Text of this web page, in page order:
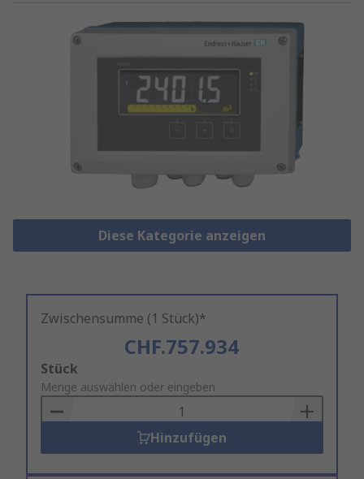
Diese Kategorie anzeigen
Zwischensumme (1 Stück)*
CHF.757.934
Add
to
Basket
Stück
Menge auswählen oder eingeben
Hinzufügen